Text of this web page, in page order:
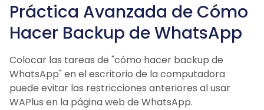
Práctica Avanzada de Cómo
Hacer Backup de WhatsApp
Colocar las tareas de "cómo hacer backup de
WhatsApp" en el escritorio de la computadora
puede evitar las restricciones anteriores al usar
WAPlus en la página web de WhatsApp.